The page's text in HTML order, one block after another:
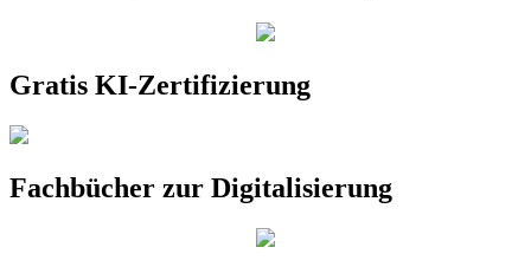
Gratis KI-Zertifizierung
Fachbücher zur Digitalisierung